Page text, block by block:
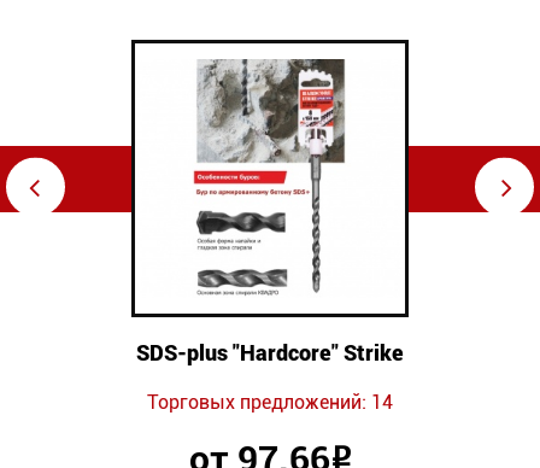
⇦
SDS-plus "Hardcore" Strike
Торговых предложений: 14
от 97.66
⇨